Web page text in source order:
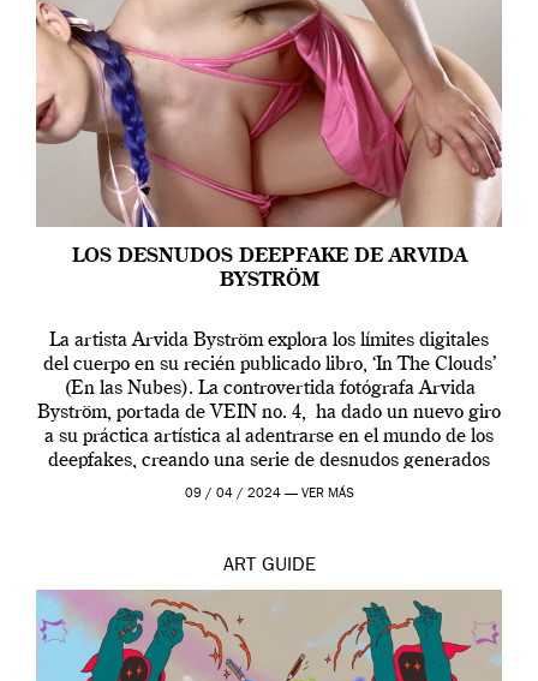
LOS DESNUDOS DEEPFAKE DE ARVIDA
BYSTRÖM
La artista Arvida Byström explora los límites digitales
del cuerpo en su recién publicado libro, ‘In The Clouds’
(En las Nubes). La controvertida fotógrafa Arvida
Byström, portada de VEIN no. 4, ha dado un nuevo giro
a su práctica artística al adentrarse en el mundo de los
deepfakes, creando una serie de desnudos generados
por […]
09 / 04 / 2024 — VER MÁS
ART GUIDE